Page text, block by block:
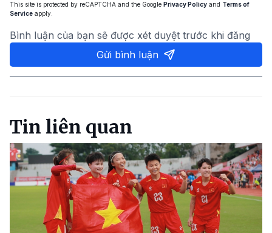
This site is protected by reCAPTCHA and the Google Privacy Policy and Terms of
Service apply.
Bình luận của bạn sẽ được xét duyệt trước khi đăng
Gửi bình luận
Tin liên quan